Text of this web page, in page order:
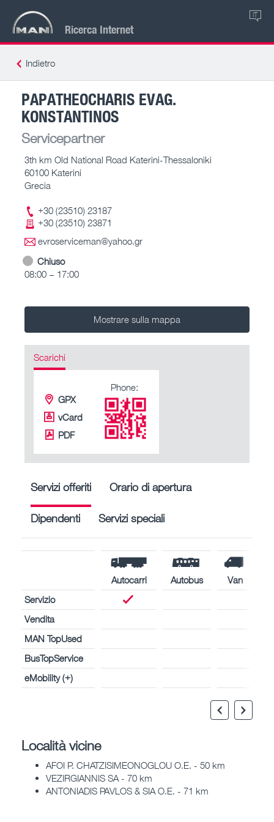
Ricerca Internet
IT
Indietro
PAPATHEOCHARIS EVAG.
KONSTANTINOS
Servicepartner
3th km Old National Road Katerini-Thessaloniki
60100 Katerini
Grecia
+30 (23510) 23187
+30 (23510) 23871
evroserviceman@yahoo.gr
Chiuso
08:00 – 17:00
Mostrare sulla mappa
Scarichi
GPX
vCard
PDF
Phone:
Servizi offeriti Orario di apertura
Dipendenti Servizi speciali
Autocarri Autobus
Van
Servizio
Vendita
MAN TopUsed
BusTopService
eMobility (+)
Località vicine
AFOI P. CHATZISIMEONOGLOU O.E. - 50 km
VEZIRGIANNIS SA - 70 km
ANTONIADIS PAVLOS & SIA O.E. - 71 km